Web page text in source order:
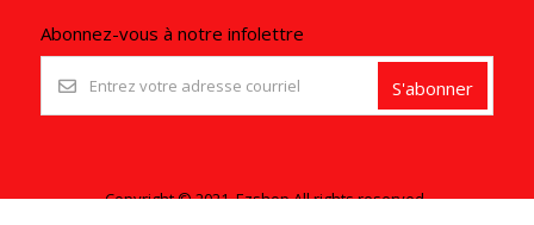
Abonnez-vous à notre infolettre
S'abonner
Copyright © 2021. Ezshop All rights reserved.